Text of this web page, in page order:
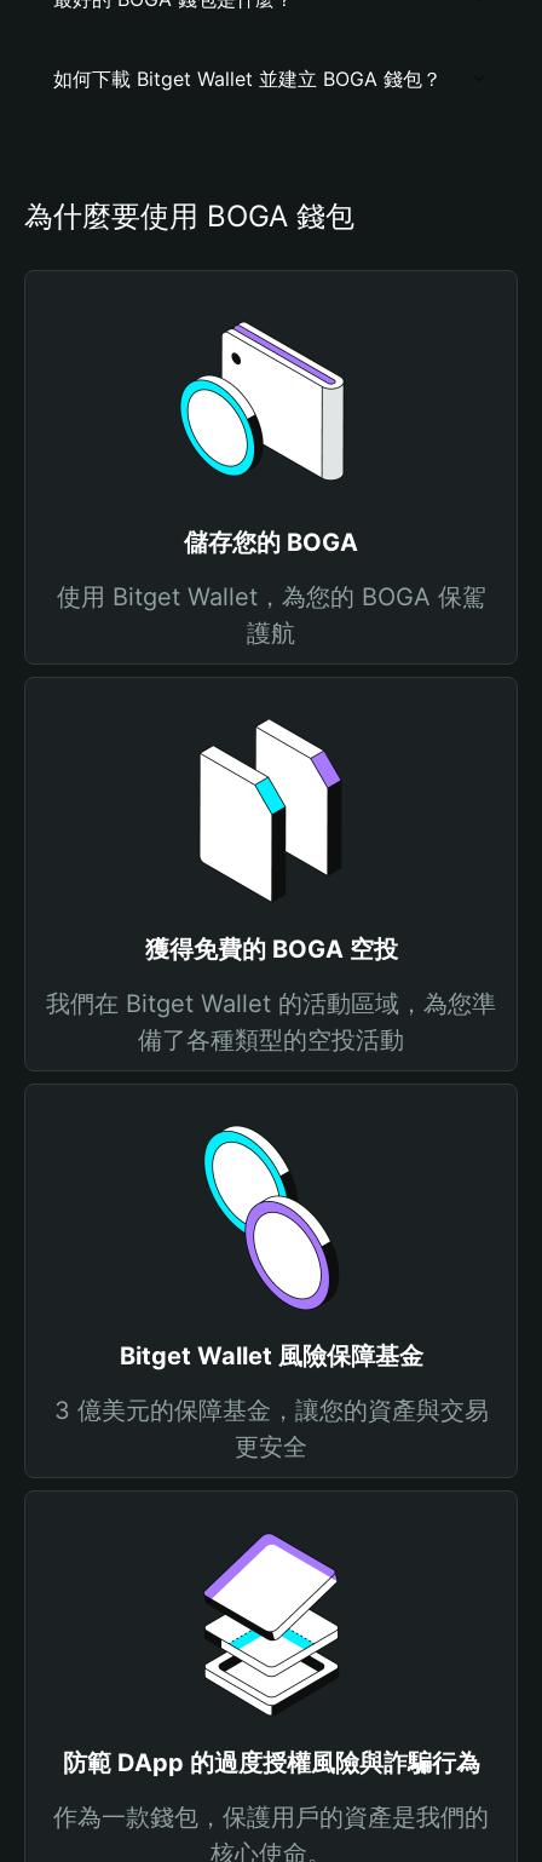
如何下載 Bitget Wallet 並建立 BOGA 錢包？
為什麼要使用 BOGA 錢包
儲存您的 BOGA
使用 Bitget Wallet，為您的 BOGA 保駕
護航
獲得免費的 BOGA 空投
我們在 Bitget Wallet 的活動區域，為您準
備了各種類型的空投活動
Bitget Wallet 風險保障基金
3 億美元的保障基金，讓您的資產與交易
更安全
防範 DApp 的過度授權風險與詐騙行為
作為一款錢包，保護用戶的資產是我們的
核心使命。